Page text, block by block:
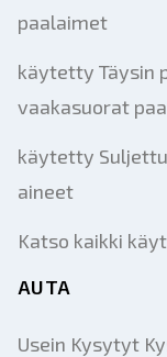
paalaimet
käytetty Täysin
vaakasuorat
käytetty
aineet
Katso kaikki
AUTA
Usein Kysytyt